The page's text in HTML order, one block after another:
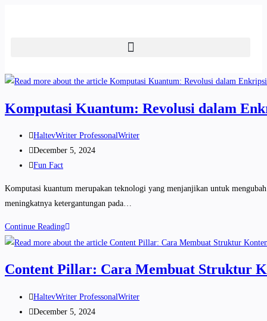
Komputasi Kuantum: Revolusi dalam
HaltevWriter ProfessonalWriter
December 5, 2024
Fun Fact
Komputasi kuantum merupakan teknologi yang menjanjikan untuk
meningkatnya ketergantungan pada…
Continue Reading
Content Pillar: Cara Membuat Struktur
HaltevWriter ProfessonalWriter
December 5, 2024